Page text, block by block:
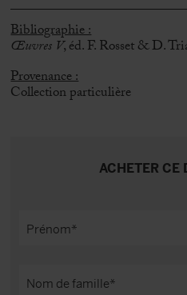
Bibliographie :
Œuvres V, éd. F. Rosset & D.
Provenance :
Collection particulière
ACHETER CE